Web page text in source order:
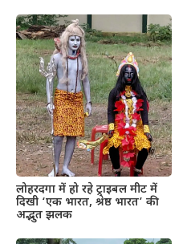
लोहरदगा में हो रहे ट्राइबल मीट में
दिखी ‘एक भारत, श्रेष्ठ भारत’ की
अद्भुत झलक